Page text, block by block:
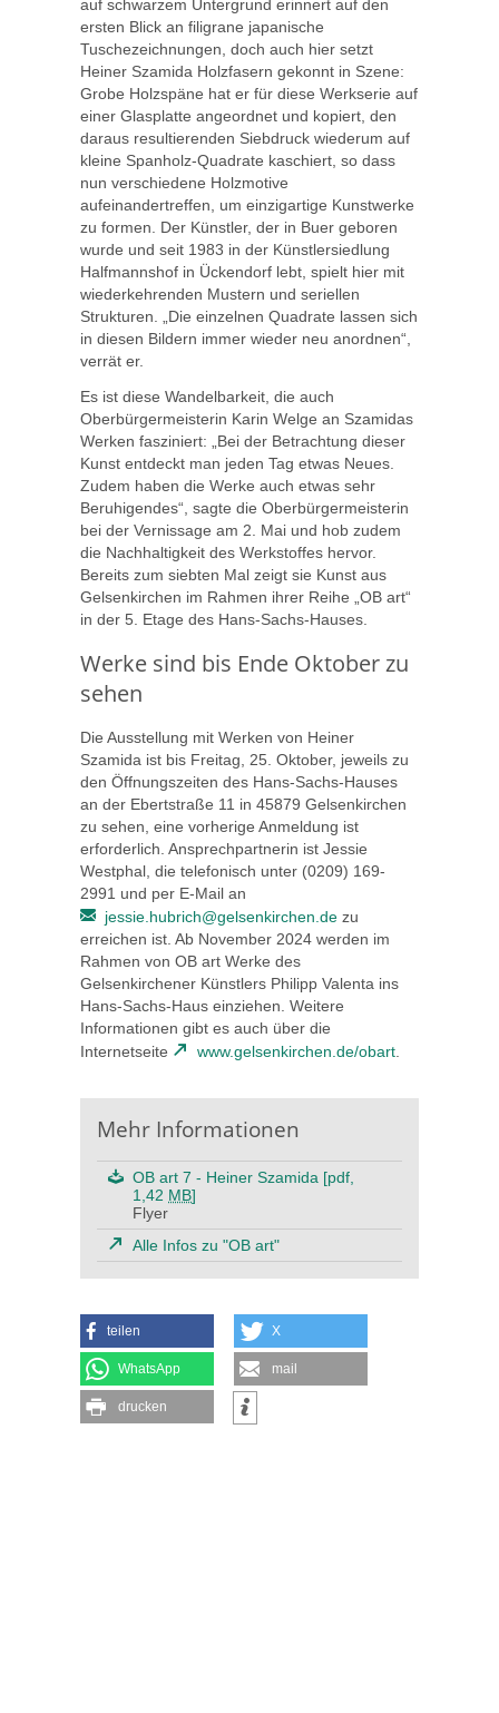
auf schwarzem Untergrund erinnert auf den
ersten Blick an filigrane japanische
Tuschezeichnungen, doch auch hier setzt
Heiner Szamida Holzfasern gekonnt in Szene:
Grobe Holzspäne hat er für diese Werkserie auf
einer Glasplatte angeordnet und kopiert, den
daraus resultierenden Siebdruck wiederum auf
kleine Spanholz-Quadrate kaschiert, so dass
nun verschiedene Holzmotive
aufeinandertreffen, um einzigartige Kunstwerke
zu formen. Der Künstler, der in Buer geboren
wurde und seit 1983 in der Künstlersiedlung
Halfmannshof in Ückendorf lebt, spielt hier mit
wiederkehrenden Mustern und seriellen
Strukturen. „Die einzelnen Quadrate lassen sich
in diesen Bildern immer wieder neu anordnen“,
verrät er.
Es ist diese Wandelbarkeit, die auch
Oberbürgermeisterin Karin Welge an Szamidas
Werken fasziniert: „Bei der Betrachtung dieser
Kunst entdeckt man jeden Tag etwas Neues.
Zudem haben die Werke auch etwas sehr
Beruhigendes“, sagte die Oberbürgermeisterin
bei der Vernissage am 2. Mai und hob zudem
die Nachhaltigkeit des Werkstoffes hervor.
Bereits zum siebten Mal zeigt sie Kunst aus
Gelsenkirchen im Rahmen ihrer Reihe „OB art“
in der 5. Etage des Hans-Sachs-Hauses.
Werke sind bis Ende Oktober zu
sehen
Die Ausstellung mit Werken von Heiner
Szamida ist bis Freitag, 25. Oktober, jeweils zu
den Öffnungszeiten des Hans-Sachs-Hauses
an der Ebertstraße 11 in 45879 Gelsenkirchen
zu sehen, eine vorherige Anmeldung ist
erforderlich. Ansprechpartnerin ist Jessie
Westphal, die telefonisch unter (0209) 169-
2991 und per E-Mail an
jessie.hubrich@gelsenkirchen.de zu
erreichen ist. Ab November 2024 werden im
Rahmen von OB art Werke des
Gelsenkirchener Künstlers Philipp Valenta ins
Hans-Sachs-Haus einziehen. Weitere
Informationen gibt es auch über die
Internetseite
www.gelsenkirchen.de/obart
Mehr Informationen
OB art 7 - Heiner Szamida [pdf,
1,42 MB]
Flyer
Alle Infos zu "OB art"
teilen X
WhatsApp mail
drucken